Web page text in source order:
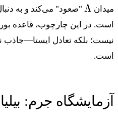
میدان Λ "صعود" می‌کند و به
است. در این چارچوب، قاعده
نیست؛ بلکه تعادل ایستا—جاذب
است.
آزمایشگاه جرم: